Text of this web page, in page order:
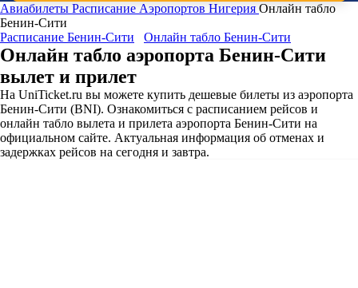
Авиабилеты Расписание Аэропортов Нигерия Онлайн табло
Бенин-Сити
Расписание Бенин-Сити
Онлайн табло Бенин-Сити
Онлайн табло аэропорта Бенин-Сити
вылет и прилет
На UniTicket.ru вы можете купить дешевые билеты из аэропорта
Бенин-Сити (BNI). Ознакомиться с расписанием рейсов и
онлайн табло вылета и прилета аэропорта Бенин-Сити на
официальном сайте. Актуальная информация об отменах и
задержках рейсов на сегодня и завтра.